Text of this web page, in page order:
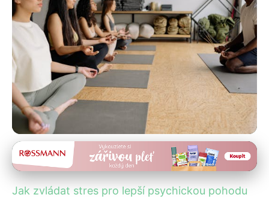
Duševní pohoda
Zvládněte Stres: Průvodce Pro
Jak zvládat stres pro lepší psychickou pohodu